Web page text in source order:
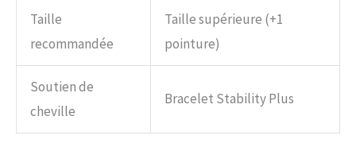
Taille
recommandée
Taille supérieure (+1
pointure)
Soutien de
cheville
Bracelet Stability Plus